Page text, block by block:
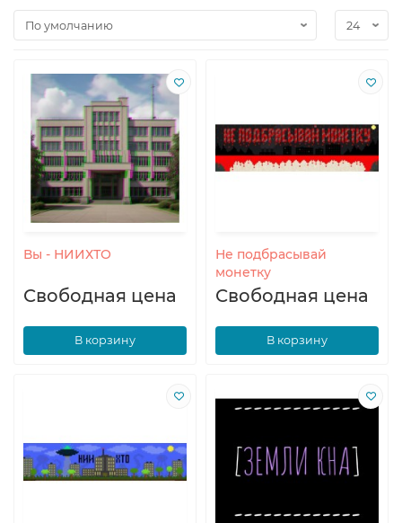
Вы - НИИХТО
Свободная цена
В корзину
Не подбрасывай
монетку
Свободная цена
В корзину